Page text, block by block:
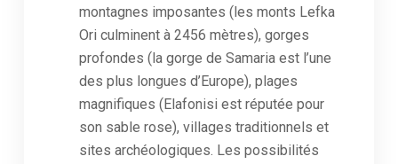
montagnes imposantes (les monts Lefka
Ori culminent à 2456 mètres), gorges
profondes (la gorge de Samaria est l’une
des plus longues d’Europe), plages
magnifiques (Elafonisi est réputée pour
son sable rose), villages traditionnels et
sites archéologiques. Les possibilités